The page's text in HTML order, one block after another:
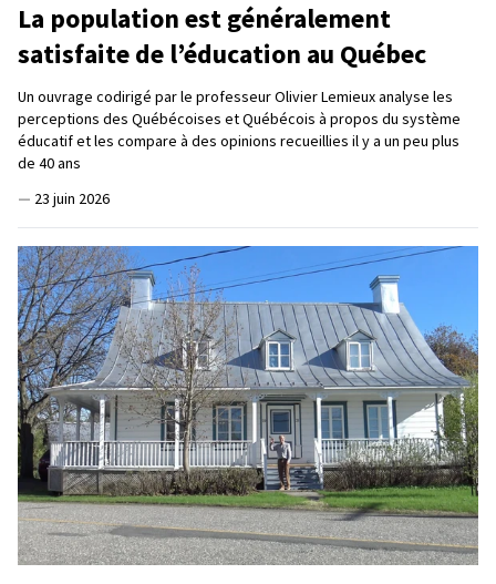
La population est généralement
satisfaite de l’éducation au Québec
Un ouvrage codirigé par le professeur Olivier Lemieux analyse les
perceptions des Québécoises et Québécois à propos du système
éducatif et les compare à des opinions recueillies il y a un peu plus
de 40 ans
— 23 juin 2026